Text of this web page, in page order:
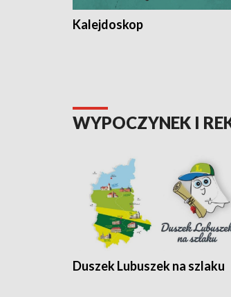
Kalejdoskop
WYPOCZYNEK I
Duszek Lubuszek na szlaku